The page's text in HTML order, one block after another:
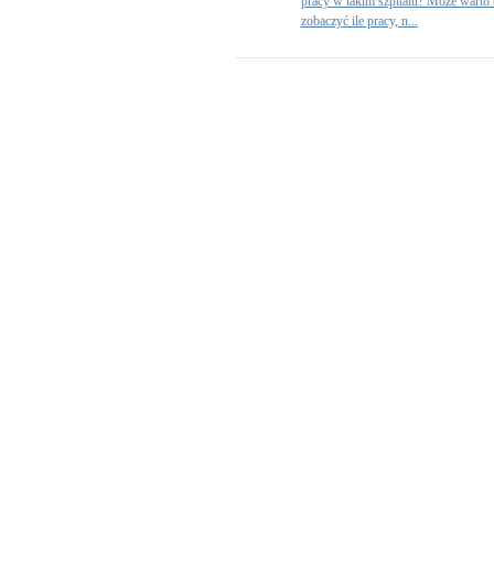
zobaczyć ile pracy, n...